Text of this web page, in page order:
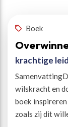
Boek
krachtige
wilskracht en
boek
zoals zij dit